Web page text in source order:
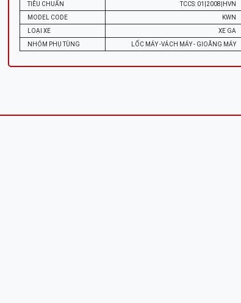
TIÊU CHUẨN
TCCS: 01|2008|HVN
MODEL CODE
KWN
LOẠI XE
XE GA
NHÓM PHỤ TÙNG
LỐC MÁY -VÁCH MÁY - GIOĂNG MÁY